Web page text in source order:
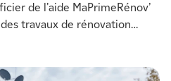
de l'aide MaPrimeRénov’
travaux de rénovation